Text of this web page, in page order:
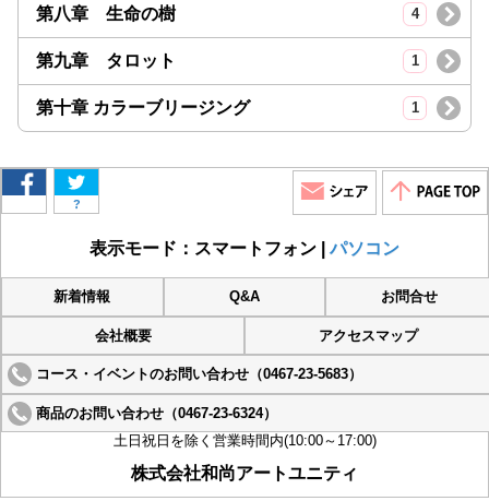
第八章 生命の樹 4
第九章 タロット 1
第十章 カラーブリージング 1
?
表示モード：スマートフォン |パソコン
新着情報 Q&A お問合せ
会社概要 アクセスマップ
コース・イベントのお問い合わせ（0467-23-5683）
商品のお問い合わせ（0467-23-6324）
土日祝日を除く営業時間内(10:00～17:00)
株式会社和尚アートユニティ